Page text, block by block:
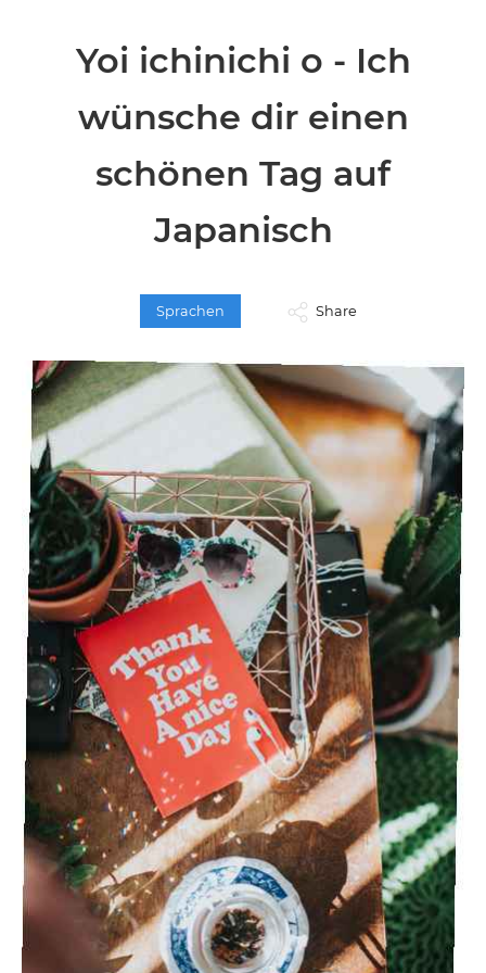
Yoi ichinichi o - Ich
wünsche dir einen
schönen Tag auf
Japanisch
Sprachen Share